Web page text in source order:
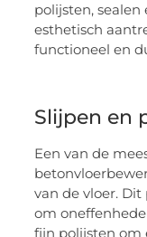
polijsten,
esthetisch
functioneel en
Slijpen en
Een van de
van de vloer.
om
fijn polijsten om